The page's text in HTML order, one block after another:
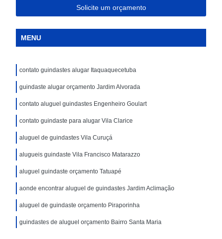
Solicite um orçamento
MENU
contato guindastes alugar Itaquaquecetuba
guindaste alugar orçamento Jardim Alvorada
contato aluguel guindastes Engenheiro Goulart
contato guindaste para alugar Vila Clarice
aluguel de guindastes Vila Curuçá
alugueis guindaste Vila Francisco Matarazzo
aluguel guindaste orçamento Tatuapé
aonde encontrar aluguel de guindastes Jardim Aclimação
aluguel de guindaste orçamento Piraporinha
guindastes de aluguel orçamento Bairro Santa Maria